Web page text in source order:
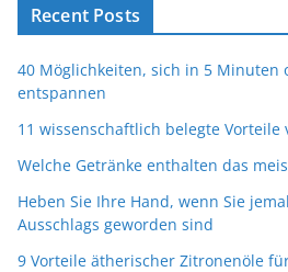
Recent Posts
40 Möglichkeiten, sich in 5 Minuten
entspannen
11 wissenschaftlich belegte Vorteile
Welche Getränke enthalten das
Heben Sie Ihre Hand, wenn Sie
Ausschlags geworden sind
9 Vorteile ätherischer Zitronenöle